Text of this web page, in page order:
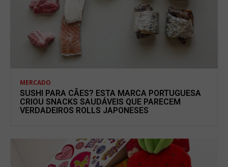
MERCADO
SUSHI PARA CÃES? ESTA MARCA PORTUGUESA
CRIOU SNACKS SAUDÁVEIS QUE PARECEM
VERDADEIROS ROLLS JAPONESES